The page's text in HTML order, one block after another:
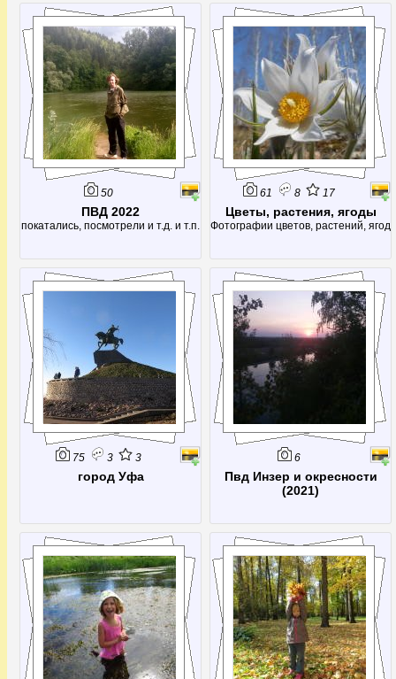
расходу воды (14,7 кубометров в
секунду) его немного опережает
только источник Фонтен де Воклюз
во Франции, да и то лишь в летнее
время - во время таяния снегов
расход возрастает многократно,
50
ПВД 2022
покатались, посмотрели и т.д. и т.п.
61 8 17
Цветы, растения, ягоды
Фотографии цветов, растений, ягод
75 3 3
город Уфа
6
Пвд Инзер и окресности
(2021)